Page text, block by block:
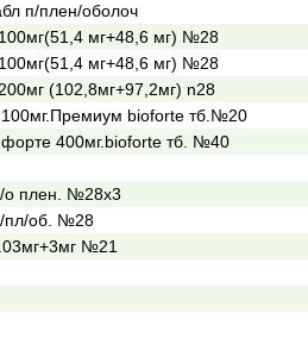
п/плен/оболоч
мг+48,6 мг) №28
мг+48,6 мг) №28
(102,8мг+97,2мг) n28
100мг.Премиум bioforte тб.№20
форте 400мг.bioforte тб. №40
о плен. №28х3
пл/об. №28
№21